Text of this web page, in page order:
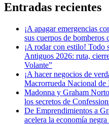
Entradas recientes
¡A apagar emergencias
sus cuerpos de
¡A rodar con estilo! Todo
Antiguos 2026: ruta,
Volante”
¡A hacer negocios de
Macrorrueda Nacional
Madonna y Graham
los secretos de
De Emprendimientos a
acelera la economía